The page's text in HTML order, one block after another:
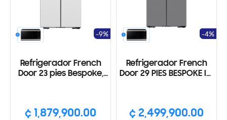
Refrigerador French
Door 23 pies Bespoke,
¢ 1,879,900.00
-9%
Refrigerador French
Door 29 PIES BESPOKE IA,
plateado
¢ 2,499,900.00
-4%